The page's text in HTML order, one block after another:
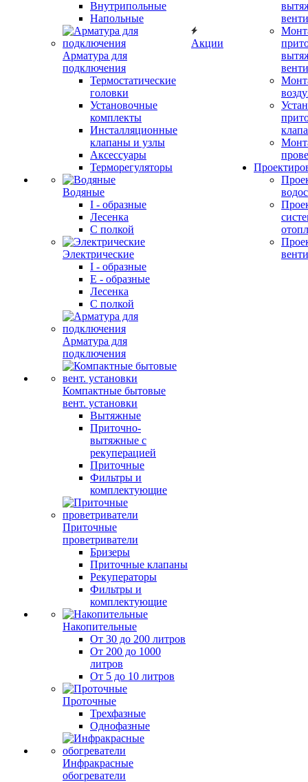
Внутрипольные
Напольные
Арматура для
подключения
Термостатические
головки
Установочные
комплекты
Инсталляционные
клапаны и узлы
Аксессуары
Терморегуляторы
Водяные
I - образные
Лесенка
С полкой
Электрические
I - образные
E - образные
Лесенка
С полкой
Арматура для
подключения
Компактные бытовые
вент. установки
Вытяжные
Приточно-
вытяжные с
рекуперацией
Приточные
Фильтры и
комплектующие
Приточные
проветриватели
Бризеры
Приточные клапаны
Рекуператоры
Фильтры и
комплектующие
Накопительные
От 30 до 200 литров
От 200 до 1000
литров
От 5 до 10 литров
Проточные
Трехфазные
Однофазные
Инфракрасные
обогреватели
Акции